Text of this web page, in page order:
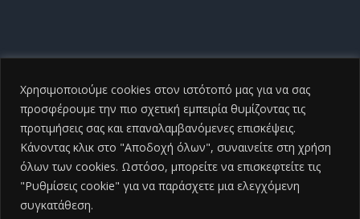
Χρησιμοποιούμε cookies στον ιστότοπό μας για να σας
προσφέρουμε την πιο σχετική εμπειρία θυμίζοντας τις
προτιμήσεις σας και επαναλαμβανόμενες επισκέψεις.
Κάνοντας κλικ στο "Αποδοχή όλων", συναινείτε στη χρήση
όλων των cookies. Ωστόσο, μπορείτε να επισκεφτείτε τις
"Ρυθμίσεις cookie" για να παράσχετε μια ελεγχόμενη
συγκατάθεση.